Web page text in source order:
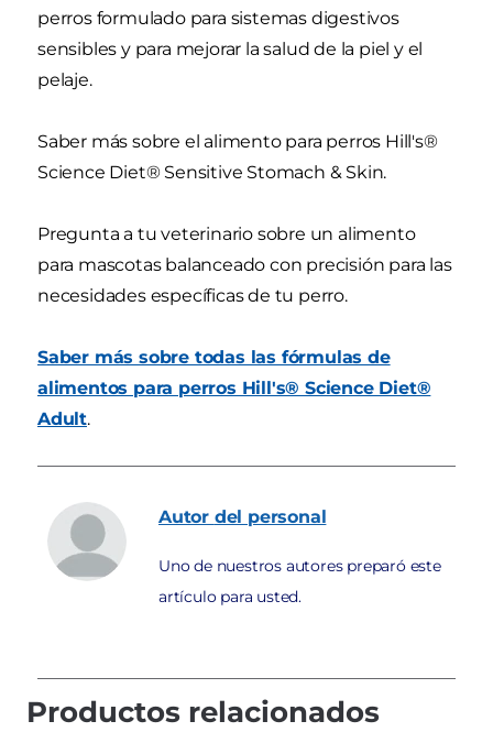
perros formulado para sistemas digestivos
sensibles y para mejorar la salud de la piel y el
pelaje.
Saber más sobre el alimento para perros Hill's®
Science Diet® Sensitive Stomach & Skin.
Pregunta a tu veterinario sobre un alimento
para mascotas balanceado con precisión para las
necesidades específicas de tu perro.
Saber más sobre todas las fórmulas de
alimentos para perros Hill's® Science Diet®
Adult.
Autor del personal
Uno de nuestros autores preparó este
artículo para usted.
Productos relacionados